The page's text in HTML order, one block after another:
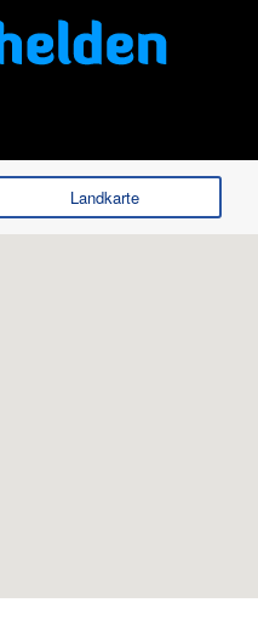
Landkarte